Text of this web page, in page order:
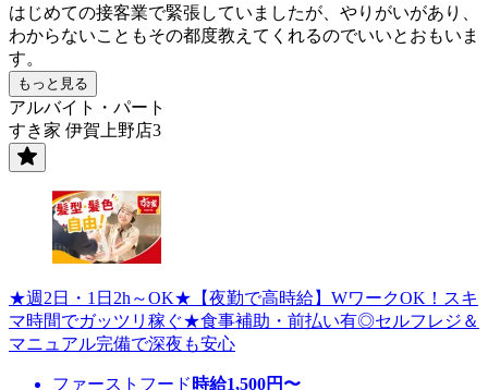
はじめての接客業で緊張していましたが、やりがいがあり、
わからないこともその都度教えてくれるのでいいとおもいま
す。
もっと見る
アルバイト・パート
すき家 伊賀上野店3
★週2日・1日2h～OK★【夜勤で高時給】WワークOK！スキ
マ時間でガッツリ稼ぐ★食事補助・前払い有◎セルフレジ＆
マニュアル完備で深夜も安心
ファーストフード 時給1,500円〜